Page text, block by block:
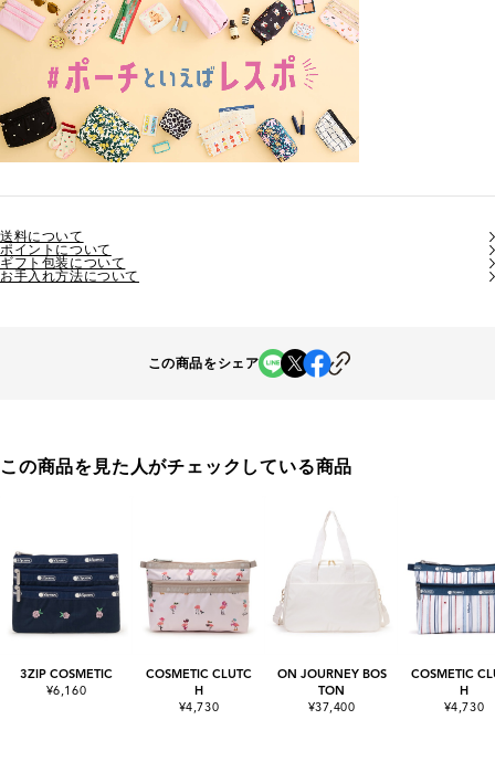
送料について
ポイントについて
ギフト包装について
お手入れ方法について
この商品をシェア
この商品を見た人がチェックしている商品
3ZIP COSMETIC
¥6,160
COSMETIC CLUTC
H
¥4,730
ON JOURNEY BOS
TON
¥37,400
COSMETIC
H
¥4,730